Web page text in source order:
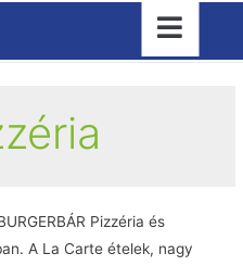
Pizzéria és
A La Carte ételek, nagy